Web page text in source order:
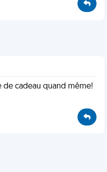
de cadeau quand même!